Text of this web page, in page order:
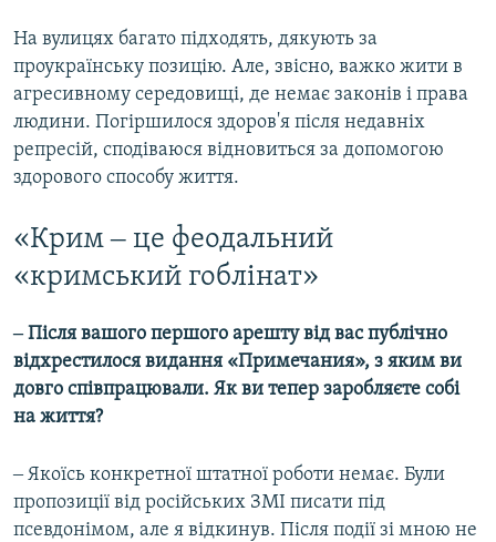
На вулицях багато підходять, дякують за
проукраїнську позицію. Але, звісно, важко жити в
агресивному середовищі, де немає законів і права
людини. Погіршилося здоров'я після недавніх
репресій, сподіваюся відновиться за допомогою
здорового способу життя.
«Крим ‒ це феодальний
«кримський гоблінат»
‒ Після вашого першого арешту від вас публічно
відхрестилося видання «Примечания», з яким ви
довго співпрацювали. Як ви тепер заробляєте собі
на життя?
‒ Якоїсь конкретної штатної роботи немає. Були
пропозиції від російських ЗМІ писати під
псевдонімом, але я відкинув. Після події зі мною не